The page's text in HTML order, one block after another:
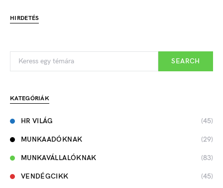
HIRDETÉS
SEARCH
KATEGÓRIÁK
HR VILÁG (45)
MUNKAADÓKNAK (29)
MUNKAVÁLLALÓKNAK (83)
VENDÉGCIKK (45)